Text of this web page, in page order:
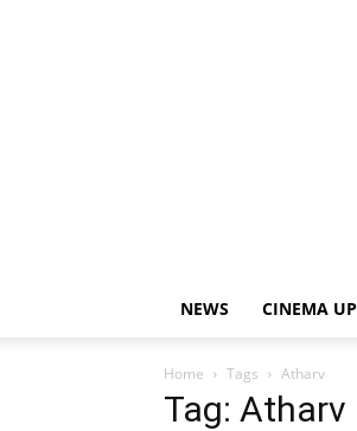
NEWS CINEMA
Home Tags Atharv
Tag: Atharv